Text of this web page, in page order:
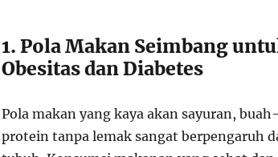
1. Pola Makan Seimbang
Obesitas dan Diabetes
Pola makan yang kaya akan sayuran,
protein tanpa lemak sangat berpengaruh